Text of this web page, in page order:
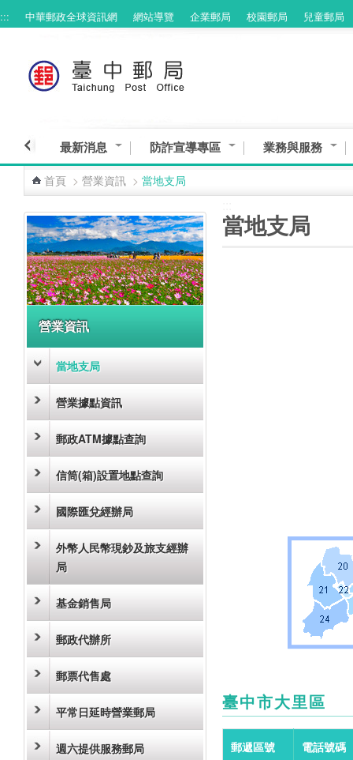
跳到主要內容區塊
::: 中華郵政全球資訊網 網站導覽 企業郵局 校園郵局 兒童郵局
最新消息 防詐宣導專區 業務與服務
首頁 > 營業資訊 > 當地支局
營業資訊
當地支局
營業據點資訊
郵政ATM據點查詢
信筒(箱)設置地點查詢
國際匯兌經辦局
外幣人民幣現鈔及旅支經辦
局
基金銷售局
郵政代辦所
郵票代售處
平常日延時營業郵局
週六提供服務郵局
當地支局
臺中市大里區
郵遞區號 電話號碼